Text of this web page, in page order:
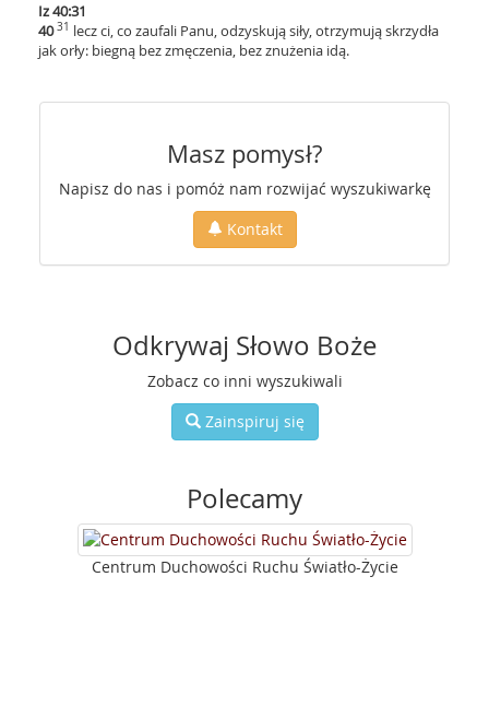
Iz 40:31
4031 lecz ci, co zaufali Panu, odzyskują siły, otrzymują skrzydła
jak orły: biegną bez zmęczenia, bez znużenia idą.
Masz pomysł?
Napisz do nas i pomóż nam rozwijać wyszukiwarkę
Kontakt
Odkrywaj Słowo Boże
Zobacz co inni wyszukiwali
Zainspiruj się
Polecamy
Centrum Duchowości Ruchu Światło-Życie